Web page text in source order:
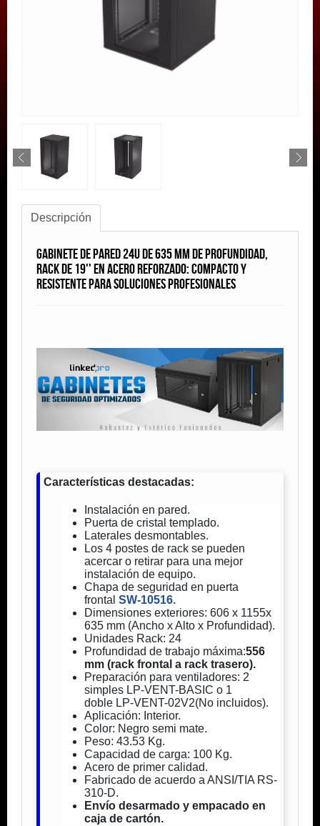
Descripción
Gabinete de Pared 24U de 635 mm de Profundidad,
Rack de 19'' en Acero Reforzado: Compacto y
Resistente para Soluciones Profesionales
Características destacadas:
Instalación en pared.
Puerta de cristal templado.
Laterales desmontables.
Los 4 postes de rack se pueden
acercar o retirar para una mejor
instalación de equipo.
Chapa de seguridad en puerta
frontal SW-10516.
Dimensiones exteriores: 606 x 1155x
635 mm (Ancho x Alto x Profundidad).
Unidades Rack: 24
Profundidad de trabajo máxima:556
mm (rack frontal a rack trasero).
Preparación para ventiladores: 2
simples LP-VENT-BASIC o 1
doble LP-VENT-02V2(No incluidos).
Aplicación: Interior.
Color: Negro semi mate.
Peso: 43.53 Kg.
Capacidad de carga: 100 Kg.
Acero de primer calidad.
Fabricado de acuerdo a ANSI/TIA RS-
310-D.
Envío desarmado y empacado en
caja de cartón.